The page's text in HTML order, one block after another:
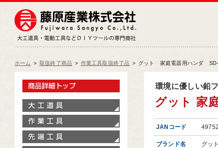
ホーム > 取扱終了商品 > 作業工具取扱終了品 > グット 家庭電器用ハンダ
環境に優しい鉛
グット 家
JANコード
ブランド名 グッ
製品情報トップ